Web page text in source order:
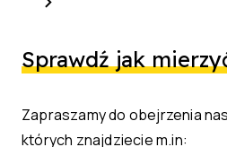
Sprawdź jak
Zapraszamy do obejrzenia
których znajdziecie m.in: